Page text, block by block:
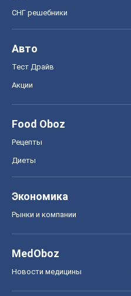
СНГ решебники
Авто
Тест Драйв
Акции
Food Oboz
Рецепты
Диеты
Экономика
Рынки и компании
MedOboz
Новости медицины